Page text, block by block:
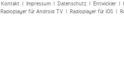
Kontakt| Impressum| Datenschutz| Entwickler|
Radioplayer für Android TV| Radioplayer für iOS|